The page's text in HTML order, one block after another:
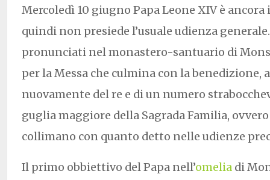
Mercoledì 10 giugno Papa Leone XIV è
quindi non presiede l’usuale udienza
pronunciati nel monastero-santuario di
per la Messa che culmina con la benedizione,
nuovamente del re e di un numero
guglia maggiore della Sagrada Familia,
collimano con quanto detto nelle udienze
Il primo obbiettivo del Papa nell’omelia di